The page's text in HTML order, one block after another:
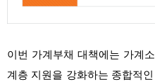
이번 가계부채 대책에는 가계
계층 지원을 강화하는 종합적